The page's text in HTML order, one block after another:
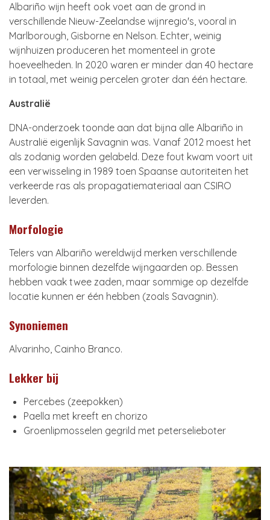
Albariño wijn heeft ook voet aan de grond in
verschillende Nieuw-Zeelandse wijnregio's, vooral in
Marlborough, Gisborne en Nelson. Echter, weinig
wijnhuizen produceren het momenteel in grote
hoeveelheden. In 2020 waren er minder dan 40 hectare
in totaal, met weinig percelen groter dan één hectare.
Australië
DNA-onderzoek toonde aan dat bijna alle Albariño in
Australië eigenlijk Savagnin was. Vanaf 2012 moest het
als zodanig worden gelabeld. Deze fout kwam voort uit
een verwisseling in 1989 toen Spaanse autoriteiten het
verkeerde ras als propagatiemateriaal aan CSIRO
leverden.
Morfologie
Telers van Albariño wereldwijd merken verschillende
morfologie binnen dezelfde wijngaarden op. Bessen
hebben vaak twee zaden, maar sommige op dezelfde
locatie kunnen er één hebben (zoals Savagnin).
Synoniemen
Alvarinho, Cainho Branco.
Lekker bij
Percebes (zeepokken)
Paella met kreeft en chorizo
Groenlipmosselen gegrild met peterselieboter